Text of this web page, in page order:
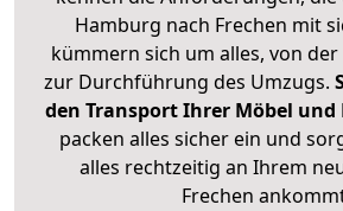
Hamburg nach Frechen mit
kümmern sich um alles, von
zur Durchführung des Umzugs.
den Transport Ihrer Möbel und
packen alles sicher ein und
alles rechtzeitig an Ihrem
Frechen